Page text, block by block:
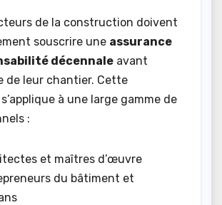
de la construction doivent
souscrire une assurance
décennale avant
de leur chantier. Cette
à une large gamme de
:
et maîtres d’œuvre
du bâtiment et